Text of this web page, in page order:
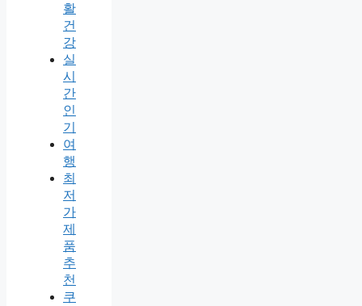
활
건
강
실
시
간
인
기
여
행
최
저
가
제
품
추
천
쿠